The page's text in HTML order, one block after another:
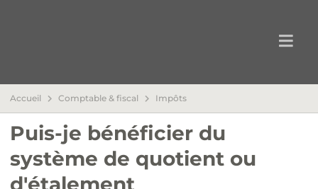
Accueil Comptable & fiscal Impôts
Puis-je bénéficier du
système de quotient ou
d'étalement